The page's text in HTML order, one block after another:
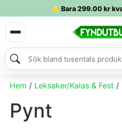
⭐ Bara299.00kr
Hem / Leksaker/Kalas & Fest /
Pynt